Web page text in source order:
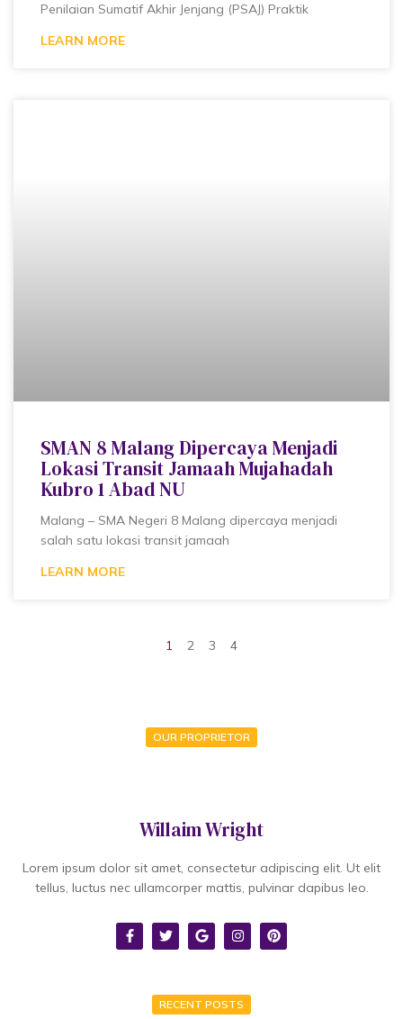
Penilaian Sumatif Akhir Jenjang (PSAJ) Praktik
LEARN MORE
SMAN 8 Malang Dipercaya Menjadi
Lokasi Transit Jamaah Mujahadah
Kubro 1 Abad NU
Malang – SMA Negeri 8 Malang dipercaya menjadi
salah satu lokasi transit jamaah
LEARN MORE
1 2 3 4
OUR PROPRIETOR
Willaim Wright
Lorem ipsum dolor sit amet, consectetur adipiscing elit. Ut elit
tellus, luctus nec ullamcorper mattis, pulvinar dapibus leo.
RECENT POSTS